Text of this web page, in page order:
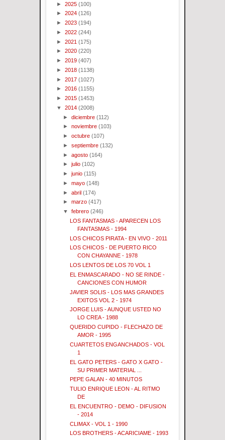
► 2025 (100)
► 2024 (126)
► 2023 (194)
► 2022 (244)
► 2021 (175)
► 2020 (220)
► 2019 (407)
► 2018 (1138)
► 2017 (1027)
► 2016 (1155)
► 2015 (1453)
▼ 2014 (2008)
►diciembre (112)
►noviembre (103)
►octubre (107)
►septiembre (132)
►agosto (164)
►julio (102)
►junio (115)
►mayo (148)
►abril (174)
►marzo (417)
▼febrero (246)
LOS FANTASMAS - APARECEN LOS
FANTASMAS - 1994
LOS CHICOS PIRATA - EN VIVO - 2011
LOS CHICOS - DE PUERTO RICO
CON CHAYANNE - 1978
LOS LENTOS DE LOS 70 VOL 1
EL ENMASCARADO - NO SE RINDE -
CANCIONES CON HUMOR
JAVIER SOLIS - LOS MAS GRANDES
EXITOS VOL 2 - 1974
JORGE LUIS - AUNQUE USTED NO
LO CREA - 1988
QUERIDO CUPIDO - FLECHAZO DE
AMOR - 1995
CUARTETOS ENGANCHADOS - VOL
1
EL GATO PETERS - GATO X GATO -
SU PRIMER MATERIAL ...
PEPE GALAN - 40 MINUTOS
TULIO ENRIQUE LEON - AL RITMO
DE
EL ENCUENTRO - DEMO - DIFUSION
- 2014
CLIMAX - VOL 1 - 1990
LOS BROTHERS - ACARICIAME - 1993